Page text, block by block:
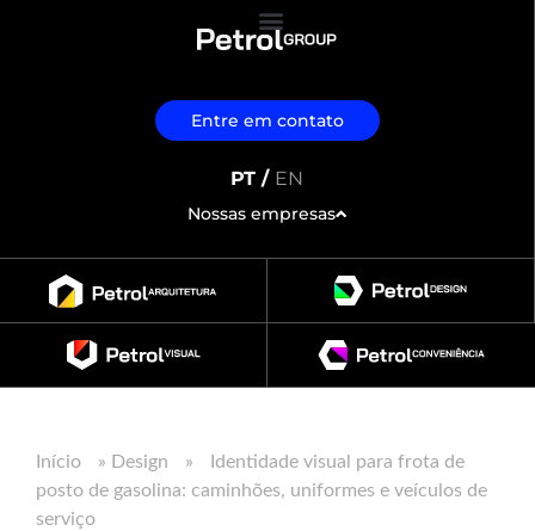
Entre em contato
PT / EN
Nossas empresas
Início » Design »
Identidade visual para frota de
posto de gasolina: caminhões, uniformes e veículos de
serviço